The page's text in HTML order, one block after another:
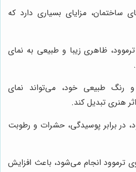
ساختمان، مزایای بسیاری دارد که
ترموود، ظاهری زیبا و طبیعی به نمای
و رنگ طبیعی خود، می‌تواند نمای
هنری تبدیل کند.
در برابر پوسیدگی، حشرات و رطوبت
ترموود انجام می‌شود، باعث افزایش